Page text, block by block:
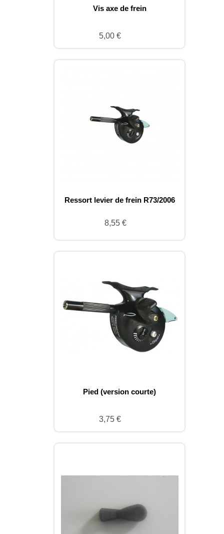
Vis axe de frein
5,00 €
Ressort levier de frein R73/2006
8,55 €
Pied (version courte)
3,75 €